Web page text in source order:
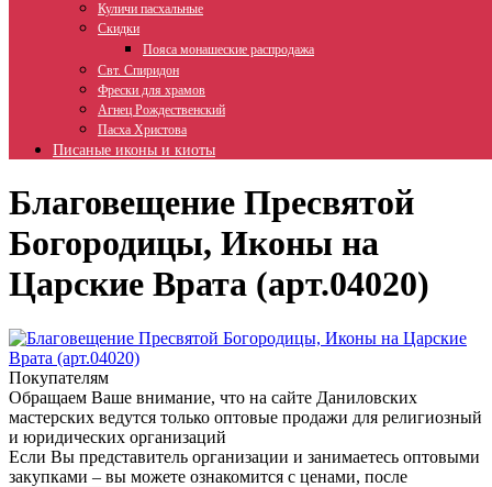
Куличи пасхальные
Скидки
Пояса монашеские распродажа
Свт. Спиридон
Фрески для храмов
Агнец Рождественский
Пасха Христова
Писаные иконы и киоты
Благовещение Пресвятой
Богородицы, Иконы на
Царские Врата (арт.04020)
Покупателям
Обращаем Ваше внимание, что на сайте Даниловских
мастерских ведутся только оптовые продажи для религиозный
и юридических организаций
Если Вы представитель организации и занимаетесь оптовыми
закупками – вы можете ознакомится с ценами, после